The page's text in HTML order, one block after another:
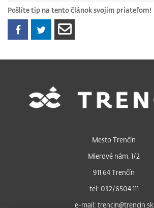
Pošlite tip na tento článok svojim priateľom!
Mesto Trenčín
Mierové nám. 1/2
911 64 Trenčín
tel: 032/6504 111
e-mail: trencin@trencin.sk